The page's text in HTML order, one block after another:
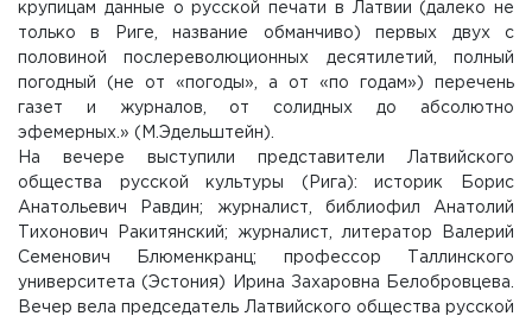
крупицам данные о русской печати в Латвии (далеко не
только в Риге, название обманчиво) первых двух с
половиной послереволюционных десятилетий, полный
погодный (не от «погоды», а от «по годам») перечень
газет и журналов, от солидных до абсолютно
эфемерных.» (М.Эдельштейн).
На вечере выступили представители Латвийского
общества русской культуры (Рига): историк Борис
Анатольевич Равдин; журналист, библиофил Анатолий
Тихонович Ракитянский; журналист, литератор Валерий
Семенович Блюменкранц; профессор Таллинского
университета (Эстония) Ирина Захаровна Белобровцева.
Вечер вела председатель Латвийского общества русской